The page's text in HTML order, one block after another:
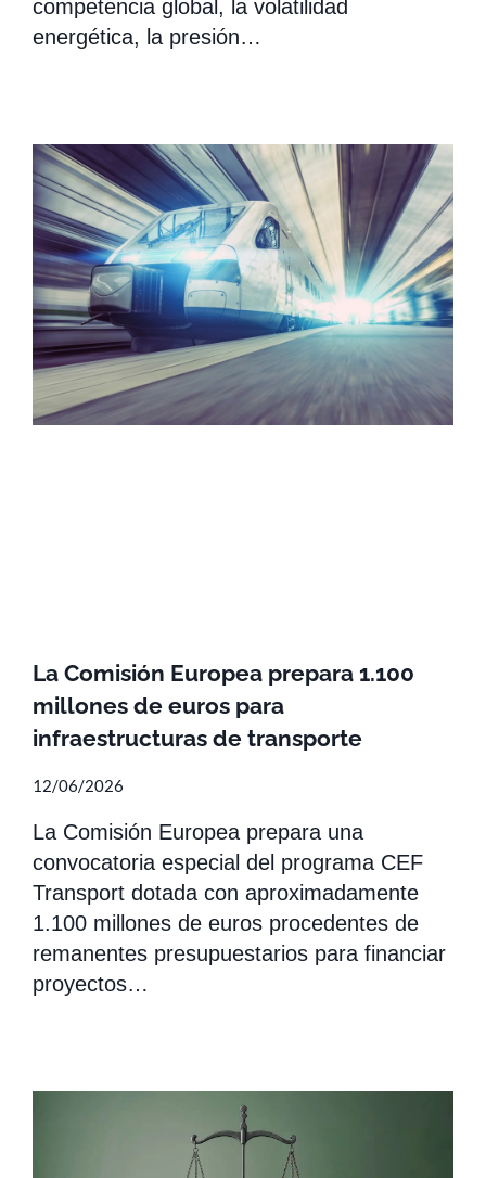
competencia global, la volatilidad
energética, la presión…
La Comisión Europea prepara 1.100
millones de euros para
infraestructuras de transporte
12/06/2026
La Comisión Europea prepara una
convocatoria especial del programa CEF
Transport dotada con aproximadamente
1.100 millones de euros procedentes de
remanentes presupuestarios para financiar
proyectos…